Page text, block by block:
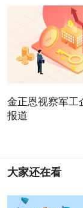
金正恩视察军工
报道
大家还在看